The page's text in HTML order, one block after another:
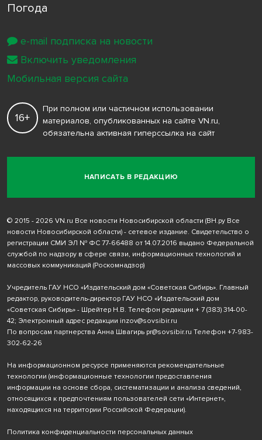
Погода
НАПИСАТЬ В РЕДАКЦИЮ
16+
При полном или частичном использовании
материалов, опубликованных на сайте VN.ru,
обязательна активная гиперссылка на сайт
© 2015 - 2026 VN.ru Все новости Новосибирской области (ВН.ру Все
новости Новосибирской области) - сетевое издание. Свидетельство о
регистрации СМИ ЭЛ № ФС 77-66488 от 14.07.2016 выдано Федеральной
службой по надзору в сфере связи, информационных технологий и
массовых коммуникаций (Роскомнадзор)
Учредитель ГАУ НСО «Издательский дом «Советская Сибирь». Главный
редактор, руководитель-директор ГАУ НСО «Издательский дом
«Советская Сибирь» - Шрейтер Н.В. Телефон редакции + 7 (383) 314-00-
42; Электронный адрес редакции inzov@sovsibir.ru
По вопросам партнерства Анна Швагирь pr@sovsibir.ru Телефон +7-983-
302-62-26
На информационном ресурсе применяются рекомендательные
технологии (информационные технологии предоставления
информации на основе сбора, систематизации и анализа сведений,
относящихся к предпочтениям пользователей сети «Интернет»,
находящихся на территории Российской Федерации).
Политика конфиденциальности персональных данных
e-mail подписка на новости
Включить уведомления
Мобильная версия сайта